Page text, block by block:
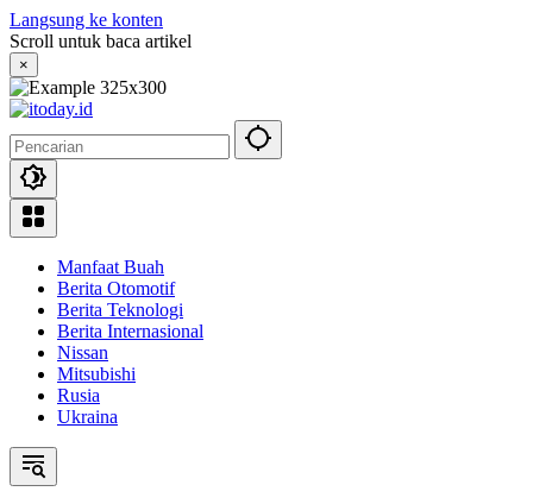
Langsung ke konten
Scroll untuk baca artikel
×
Manfaat Buah
Berita Otomotif
Berita Teknologi
Berita Internasional
Nissan
Mitsubishi
Rusia
Ukraina